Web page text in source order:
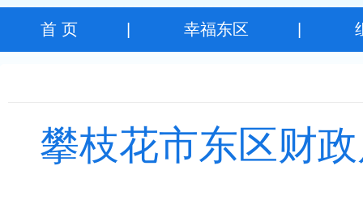
首 页| 幸福东区
攀枝花市东区财